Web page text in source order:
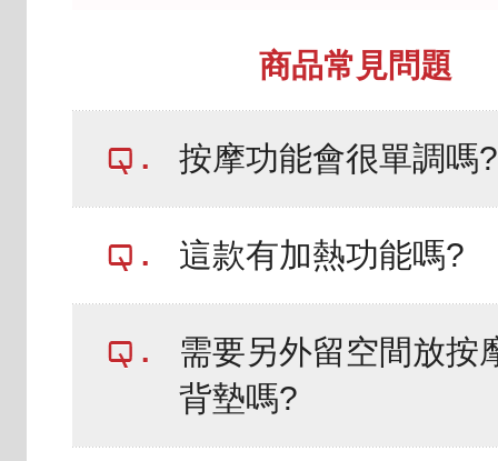
商品常見問題
按摩功能會很單調嗎?
這款有加熱功能嗎?
需要另外留空間放按
背墊嗎?